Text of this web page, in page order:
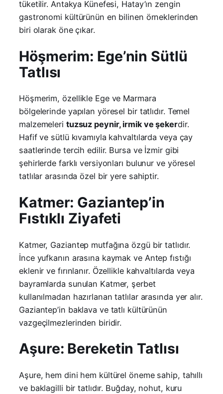
tüketilir. Antakya Künefesi, Hatay’ın zengin
gastronomi kültürünün en bilinen örneklerinden
biri olarak öne çıkar.
Höşmerim: Ege’nin Sütlü
Tatlısı
Höşmerim, özellikle Ege ve Marmara
bölgelerinde yapılan yöresel bir tatlıdır. Temel
malzemeleri tuzsuz peynir, irmik ve şekerdir.
Hafif ve sütlü kıvamıyla kahvaltılarda veya çay
saatlerinde tercih edilir. Bursa ve İzmir gibi
şehirlerde farklı versiyonları bulunur ve yöresel
tatlılar arasında özel bir yere sahiptir.
Katmer: Gaziantep’in
Fıstıklı Ziyafeti
Katmer, Gaziantep mutfağına özgü bir tatlıdır.
İnce yufkanın arasına kaymak ve Antep fıstığı
eklenir ve fırınlanır. Özellikle kahvaltılarda veya
bayramlarda sunulan Katmer, şerbet
kullanılmadan hazırlanan tatlılar arasında yer alır.
Gaziantep’in baklava ve tatlı kültürünün
vazgeçilmezlerinden biridir.
Aşure: Bereketin Tatlısı
Aşure, hem dini hem kültürel öneme sahip, tahıllı
ve baklagilli bir tatlıdır. Buğday, nohut, kuru